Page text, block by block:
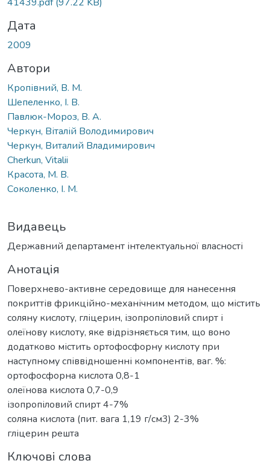
Дата
2009
Автори
Кропівний, В. М.
Шепеленко, І. В.
Павлюк-Мороз, В. А.
Черкун, Віталій Володимирович
Черкун, Виталий Владимирович
Cherkun, Vitalii
Красота, М. В.
Соколенко, І. М.
Видавець
Державний департамент інтелектуальної власності
Анотація
Поверхнево-активне середовище для нанесення
покриттів фрикційно-механічним методом, що містить
соляну кислоту, гліцерин, ізопропіловий спирт і
олеїнову кислоту, яке відрізняється тим, що воно
додатково містить ортофосфорну кислоту при
наступному співвідношенні компонентів, ваг. %:
ортофосфорна кислота 0,8-1
олеїнова кислота 0,7-0,9
ізопропіловий спирт 4-7%
соляна кислота (пит. вага 1,19 г/см3) 2-3%
гліцерин решта
Ключові слова